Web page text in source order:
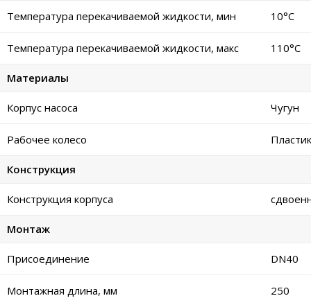
Температура перекачиваемой жидкости, мин 10°C
Температура перекачиваемой жидкости, макс 110°C
Материалы
Корпус насоса Чугун
Рабочее колесо Пластик
Конструкция
Конструкция корпуса
Монтаж
Присоединение DN40
Монтажная длина, мм 250